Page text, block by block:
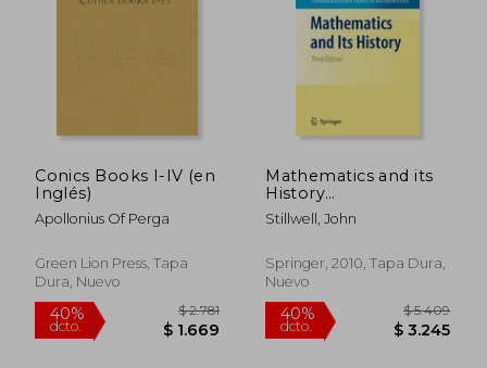
Conics Books I-IV (en
Inglés)
Apollonius Of Perga
Green Lion Press, Tapa
Dura, Nuevo
Mathematics and its
History
(Undergraduate Texts
in Mathematics) (en
Stillwell, John
Springer, 2010, Tapa Dura,
Nuevo